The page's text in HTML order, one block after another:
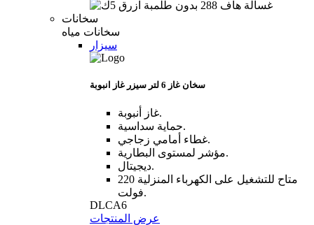
سخانات
سخانات مياه
سيزار
سخان غاز 6 لتر سيزر غاز انبوبة
غاز أنبوبة.
حماية سداسية.
غطاء أمامي زجاجي.
مؤشر لمستوى البطارية.
ديجيتال.
متاح للتشغيل على الكهرباء المنزلية 220
فولت.
DLCA6
عرض المنتجات